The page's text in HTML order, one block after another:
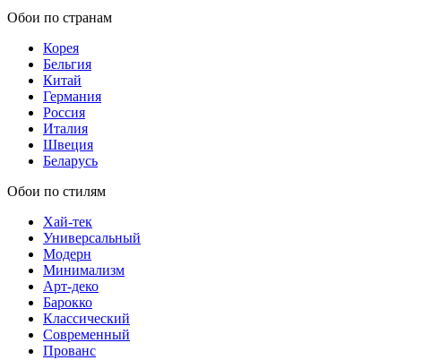
Обои по странам
Корея
Бельгия
Китай
Германия
Россия
Италия
Швеция
Беларусь
Обои по стилям
Хай-тек
Универсальный
Модерн
Минимализм
Арт-деко
Барокко
Классический
Современный
Прованс